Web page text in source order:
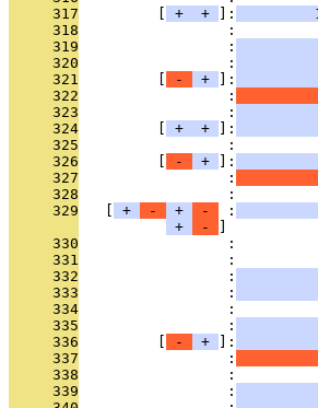
     317
+ + ]:
     318
:
     319
                 :
     320
                 :
     321
- + ]:
     322
                 :
     323
                 :
     324
+ + ]:
     325
:
     326
- + ]:
     327
                 :
     328
:
     329
+ - + - :
+
-
     330
:
     331
:
     332
                 :
     333
                 :
     334
:
     335
                 :
     336
- + ]:
     337
                 :
     338
:
     339
                 :